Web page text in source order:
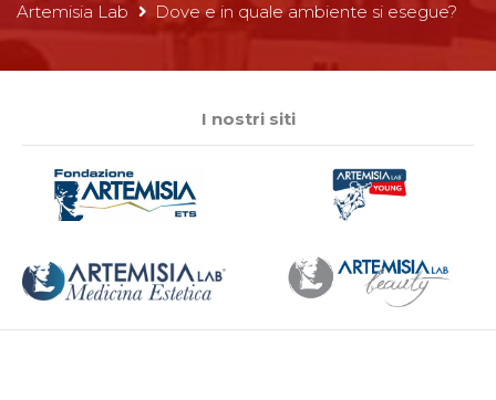
Artemisia Lab Dove e in quale ambiente si esegue?
I nostri siti